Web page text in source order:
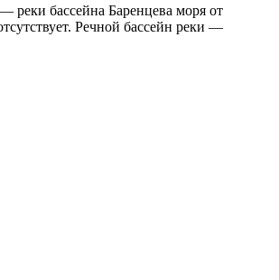
реки бассейна Баренцева моря от
Речной бассейн реки —